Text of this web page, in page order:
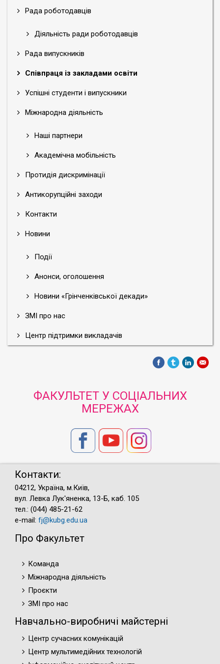
Рада роботодавців
Діяльність ради роботодавців
Рада випускників
Співпраця із закладами освіти
Успішні студенти і випускники
Міжнародна діяльність
Наші партнери
Академічна мобільність
Протидія дискримінації
Антикорупційні заходи
Контакти
Новини
Події
Анонси, оголошення
Новини «Грінченківської декади»
ЗМІ про нас
Центр підтримки викладачів
ФАКУЛЬТЕТ У СОЦІАЛЬНИХ
МЕРЕЖАХ
Контакти:
04212, Україна, м.Київ,
вул. Левка Лук'яненка, 13-Б, каб. 105
тел.: (044) 485-21-62
e-mail: fj@kubg.edu.ua
Про Факультет
Команда
Міжнародна діяльність
Проєкти
ЗМІ про нас
Навчально-виробничі майстерні
Центр сучасних комунікацій
Центр мультимедійних технологій